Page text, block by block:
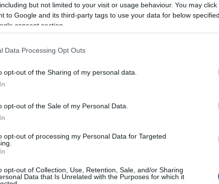
but not limited to your visit or usage behaviour. You may
to Google and its third-party tags to use your data for below
consent section.
Data Processing Opt Outs
opt-out of the Sharing of my personal data.
opt-out of the Sale of my Personal Data.
opt-out of processing my Personal Data for Targeted
opt-out of Collection, Use, Retention, Sale, and/or Sharing
Data that Is Unrelated with the Purposes for which it
erősíti hosszú távú pénzügyi
származó forrásokat a MOL-csoport
célokra használja fel. A kötvények
kerülnek bevezetésre a Varsói
piac kiemelt szerepet tölt be a
régiós működésében.